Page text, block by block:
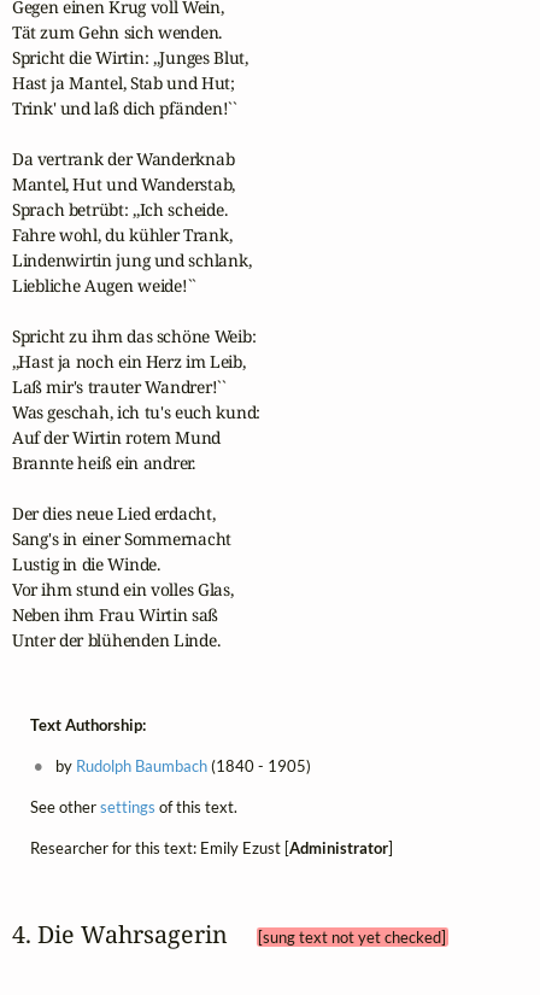
Gegen einen Krug voll Wein,
Tät zum Gehn sich wenden.
Spricht die Wirtin: ,,Junges Blut,
Hast ja Mantel, Stab und Hut;
Trink' und laß dich pfänden!``
Da vertrank der Wanderknab
Mantel, Hut und Wanderstab,
Sprach betrübt: ,,Ich scheide.
Fahre wohl, du kühler Trank,
Lindenwirtin jung und schlank,
Liebliche Augen weide!``
Spricht zu ihm das schöne Weib:
,,Hast ja noch ein Herz im Leib,
Laß mir's trauter Wandrer!``
Was geschah, ich tu's euch kund:
Auf der Wirtin rotem Mund
Brannte heiß ein andrer.
Der dies neue Lied erdacht,
Sang's in einer Sommernacht
Lustig in die Winde.
Vor ihm stund ein volles Glas,
Neben ihm Frau Wirtin saß
Unter der blühenden Linde.
Text Authorship:
by Rudolph Baumbach(1840 - 1905)
See othersettings of this text.
Researcher for this text: Emily Ezust [Administrator]
4. Die Wahrsagerin [sung text not yet checked]